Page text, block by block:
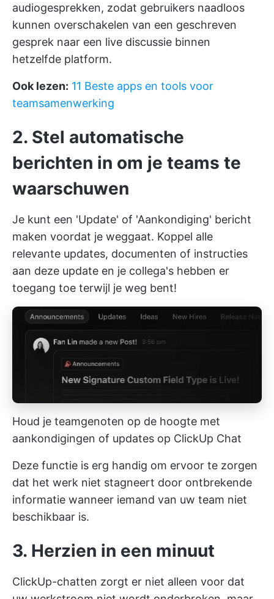
audiogesprekken, zodat gebruikers naadloos
kunnen overschakelen van een geschreven
gesprek naar een live discussie binnen
hetzelfde platform.
Ook lezen: 11 Beste apps en tools voor
teamsamenwerking
2. Stel automatische
berichten in om je teams te
waarschuwen
Je kunt een 'Update' of 'Aankondiging' bericht
maken voordat je weggaat. Koppel alle
relevante updates, documenten of instructies
aan deze update en je collega's hebben er
toegang toe terwijl je weg bent!
Houd je teamgenoten op de hoogte met
aankondigingen of updates op ClickUp Chat
Deze functie is erg handig om ervoor te zorgen
dat het werk niet stagneert door ontbrekende
informatie wanneer iemand van uw team niet
beschikbaar is.
3. Herzien in een minuut
ClickUp-chatten zorgt er niet alleen voor dat